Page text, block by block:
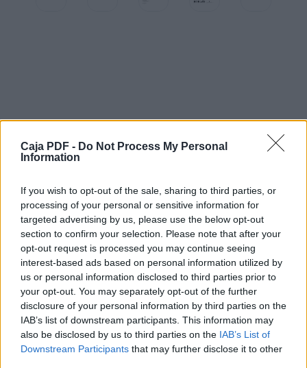
Caja PDF - Do Not Process My Personal
Information
If you wish to opt-out of the sale, sharing to third parties, or
processing of your personal or sensitive information for
targeted advertising by us, please use the below opt-out
section to confirm your selection. Please note that after your
opt-out request is processed you may continue seeing
interest-based ads based on personal information utilized by
us or personal information disclosed to third parties prior to
your opt-out. You may separately opt-out of the further
disclosure of your personal information by third parties on the
IAB’s list of downstream participants. This information may
also be disclosed by us to third parties on the IAB’s List of
Downstream Participants that may further disclose it to other
Es ﬁscal sustituta del Tribunal Superior de
Justicia de Cataluña de la provincia
Derecho (1993) y en Criminología
(2008) por la Universidad de Barcelona.
Ejerció funciones judiciales como
juez sustituta entre 1998 y 2002.
Destaca también su trabajo como docente de
Derecho penal y procesal penal
en la Escuela Universitaria de Seguridad y
Prevención Integral de la Universidad
Autónoma de Barcelona desde 2001, así
como de otras actividades formativas.
Es autora del estudio Análisis de la incidencia
de la jurisprudencia en prevención
de riesgos laborales a los profesionales
Descargar el documento (PDF)
TSPRL,CSS,IT-Jurisprudencia.pdf (PDF, 1.8 MB)